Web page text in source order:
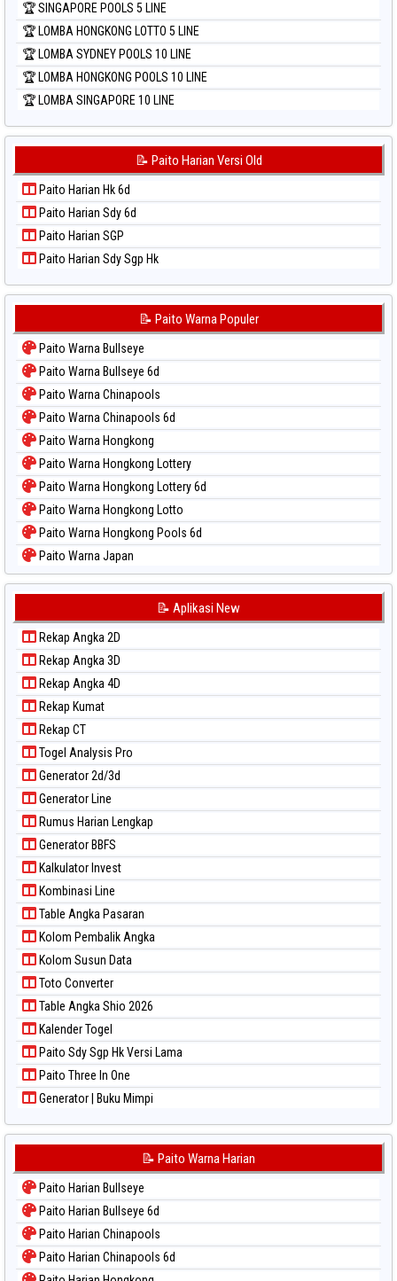
🏆 SINGAPORE POOLS 5 LINE
🏆 LOMBA HONGKONG LOTTO 5 LINE
🏆 LOMBA SYDNEY POOLS 10 LINE
🏆 LOMBA HONGKONG POOLS 10 LINE
🏆 LOMBA SINGAPORE 10 LINE
📝 Paito Harian Versi Old
Paito Harian Hk 6d
Paito Harian Sdy 6d
Paito Harian SGP
Paito Harian Sdy Sgp Hk
📝 Paito Warna Populer
Paito Warna Bullseye
Paito Warna Bullseye 6d
Paito Warna Chinapools
Paito Warna Chinapools 6d
Paito Warna Hongkong
Paito Warna Hongkong Lottery
Paito Warna Hongkong Lottery 6d
Paito Warna Hongkong Lotto
Paito Warna Hongkong Pools 6d
Paito Warna Japan
Paito Warna Japan 6d
Paito Warna Kuda Lari
Paito Warna Magnum Cambodia
Paito Warna Nagoya
Paito Warna New York Midday
Paito Warna North Carolina Day
Paito Warna Pcso
Paito Warna Pennsylvania Day
Paito Warna Sao Paulo
Paito Warna Singapore
Paito Warna Sydney
Paito Warna Sydney Lottery
Paito Warna Sydney Lottery 6d
Paito Warna Sydney Lotto
Paito Warna Sydney Pools 6d
Paito Warna Taipei
Paito Warna Taiwan
📝 Aplikasi New
Rekap Angka 2D
Rekap Angka 3D
Rekap Angka 4D
Rekap Kumat
Rekap CT
Togel Analysis Pro
Generator 2d/3d
Generator Line
Rumus Harian Lengkap
Generator BBFS
Kalkulator Invest
Kombinasi Line
Table Angka Pasaran
Kolom Pembalik Angka
Kolom Susun Data
Toto Converter
Table Angka Shio 2026
Kalender Togel
Paito Sdy Sgp Hk Versi Lama
Paito Three In One
Generator | Buku Mimpi
📝 Paito Warna Harian
Paito Harian Bullseye
Paito Harian Bullseye 6d
Paito Harian Chinapools
Paito Harian Chinapools 6d